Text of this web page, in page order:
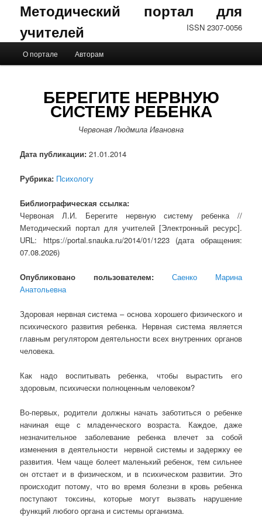
Методический портал для
учителей
ISSN 2307-0056
Перейти к основному содержимому
Перейти к дополнительному содержимому
О портале Авторам
БЕРЕГИТЕ НЕРВНУЮ
СИСТЕМУ РЕБЕНКА
Червоная Людмила Ивановна
Дата публикации: 21.01.2014
Рубрика: Психологу
Библиографическая ссылка:
Червоная Л.И. Берегите нервную систему ребенка //
Методический портал для учителей [Электронный ресурс].
URL: https://portal.snauka.ru/2014/01/1223 (дата обращения:
07.08.2026)
Опубликовано пользователем:
Саенко Марина
Анатольевна
Здоровая нервная система – основа хорошего физического и
психического развития ребенка. Нервная система является
главным регулятором деятельности всех внутренних органов
человека.
Как надо воспитывать ребенка, чтобы вырастить его
здоровым, психически полноценным человеком?
Во-первых, родители должны начать заботиться о ребенке
начиная еще с младенческого возраста. Каждое, даже
незначительное заболевание ребенка влечет за собой
изменения в деятельности нервной системы и задержку ее
развития. Чем чаще болеет маленький ребенок, тем сильнее
он отстает и в физическом, и в психическом развитии. Это
происходит потому, что во время болезни в кровь ребенка
поступают токсины, которые могут вызвать нарушение
функций любого органа и системы организма.